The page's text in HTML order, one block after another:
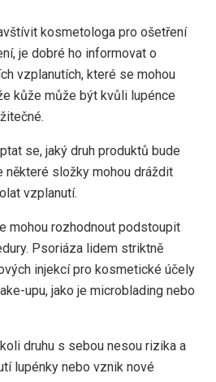
kosmetologa pro ošetření
je dobré ho informovat o
vzplanutích, které se mohou
kůže může být kvůli lupénce
se, jaký druh produktů bude
některé složky mohou dráždit
vzplanutí.
mohou rozhodnout podstoupit
Psoriáza lidem striktně
injekcí pro kosmetické účely
upu, jako je microblading nebo
druhu s sebou nesou rizika a
lupénky nebo vznik nové